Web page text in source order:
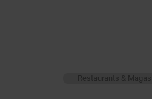
Restaurants &